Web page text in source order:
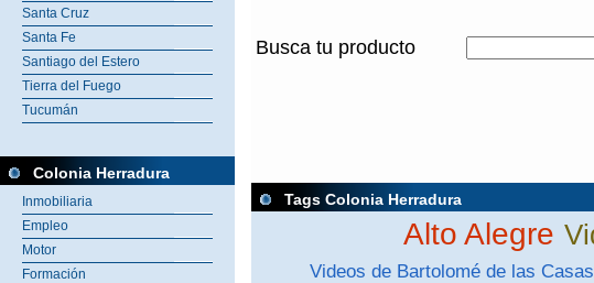
Santa Cruz
Santa Fe
Santiago del Estero
Tierra del Fuego
Tucumán
Colonia Herradura
Inmobiliaria
Empleo
Motor
Formación
Busca tu producto
Tags Colonia Herradura
Alto Alegre
Videos de Bartolomé de las Casas